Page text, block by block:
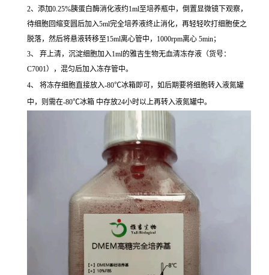
2、添加0.25%胰蛋白酶消化液约1ml至培养瓶中，倒置显微镜下观察，
待细胞回缩变圆后加入5ml完全培养液终止消化，再轻轻吹打细胞使之
脱落，然后将悬液转移至15ml离心管中，1000rpm离心 5min；
3、 弃上清，沉淀细胞加入1ml的雅吉生物无血清冻存液（货号：
C7001），混匀后加入冻存管中。
4、 将冻存细胞直接放入-80℃冰箱即可，如后期要将细胞转入液氮罐
中，则需在-80℃冰箱 中存放24小时以上再转入液氮罐中。